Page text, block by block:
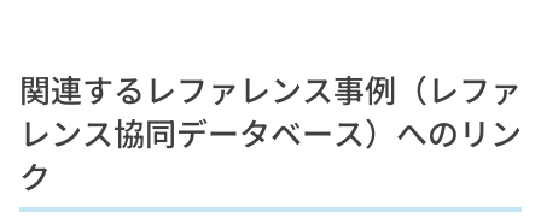
関連するレファレンス事例（レファ
レンス協同データベース）へのリン
ク